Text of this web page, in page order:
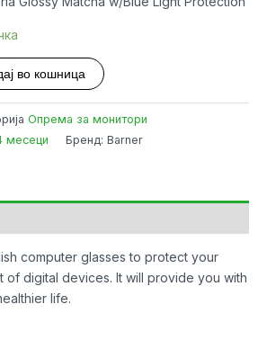
во кошница
Опрема за монитори
месеци Бренд: Barner
computer glasses to protect your
of digital devices. It will provide you with
life.